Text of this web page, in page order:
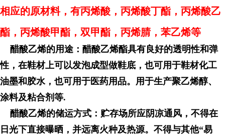
相应的原材料，有丙烯酸，丙烯酸丁酯，丙烯酸乙
酯，丙烯酸甲酯，双甲酯，丙烯腈，苯乙烯等
醋酸乙烯的用途：醋酸乙烯酯具有良好的透明性和弹
性，在鞋材上可以发泡成型做鞋底，也可用于鞋材化工
油墨和胶水，也可用于医药用品。用于生产聚乙烯醇、
涂料及粘合剂等.
醋酸乙烯的储运方式：贮存场所应阴凉通风，不得在
日光下直接曝晒，并远离火种及热源。不得与其他“易